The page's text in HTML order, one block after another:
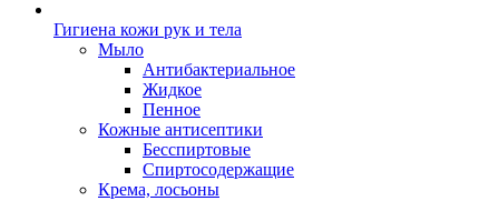
Гигиена кожи рук и тела
Мыло
Антибактериальное
Жидкое
Пенное
Кожные антисептики
Бесспиртовые
Cпиртосодержащие
Крема, лосьоны